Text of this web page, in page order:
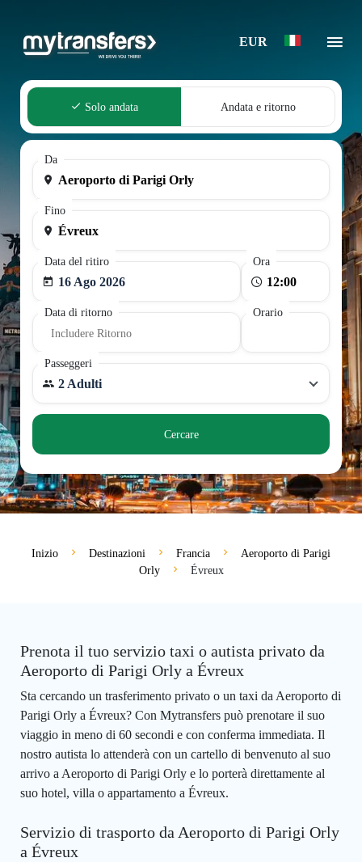
EUR
Solo andata Andata e ritorno
Da
Fino
Data del ritiro
16 Ago 2026
Ora
Data di ritorno
Includere Ritorno
Orario
Passeggeri
2 Adulti
Cercare
Inizio Destinazioni Francia
Aeroporto di Parigi
Orly
Évreux
Prenota il tuo servizio taxi o autista privato da
Aeroporto di Parigi Orly a Évreux
Sta cercando un trasferimento privato o un taxi da Aeroporto di
Parigi Orly a Évreux? Con Mytransfers può prenotare il suo
viaggio in meno di 60 secondi e con conferma immediata. Il
nostro autista lo attenderà con un cartello di benvenuto al suo
arrivo a Aeroporto di Parigi Orly e lo porterà direttamente al
suo hotel, villa o appartamento a Évreux.
Servizio di trasporto da Aeroporto di Parigi Orly
a Évreux